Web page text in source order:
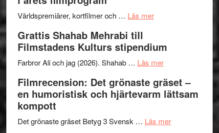
Världspremiärer, kortfilmer och … Läs merom
West
presenterar
nya
titlar
årets
Grattis Shahab Mehrabi till
Filmstadens Kulturs stipendium
Farbror Ali och jag (2026). Shahab … Läs merom
Shahab
Mehrabi
Filmstadens
Filmrecension: Det grönaste gräset –
en humoristisk och hjärtevarm lättsam
kompott
Det grönaste gräset Betyg 3 Svensk … Läs merom